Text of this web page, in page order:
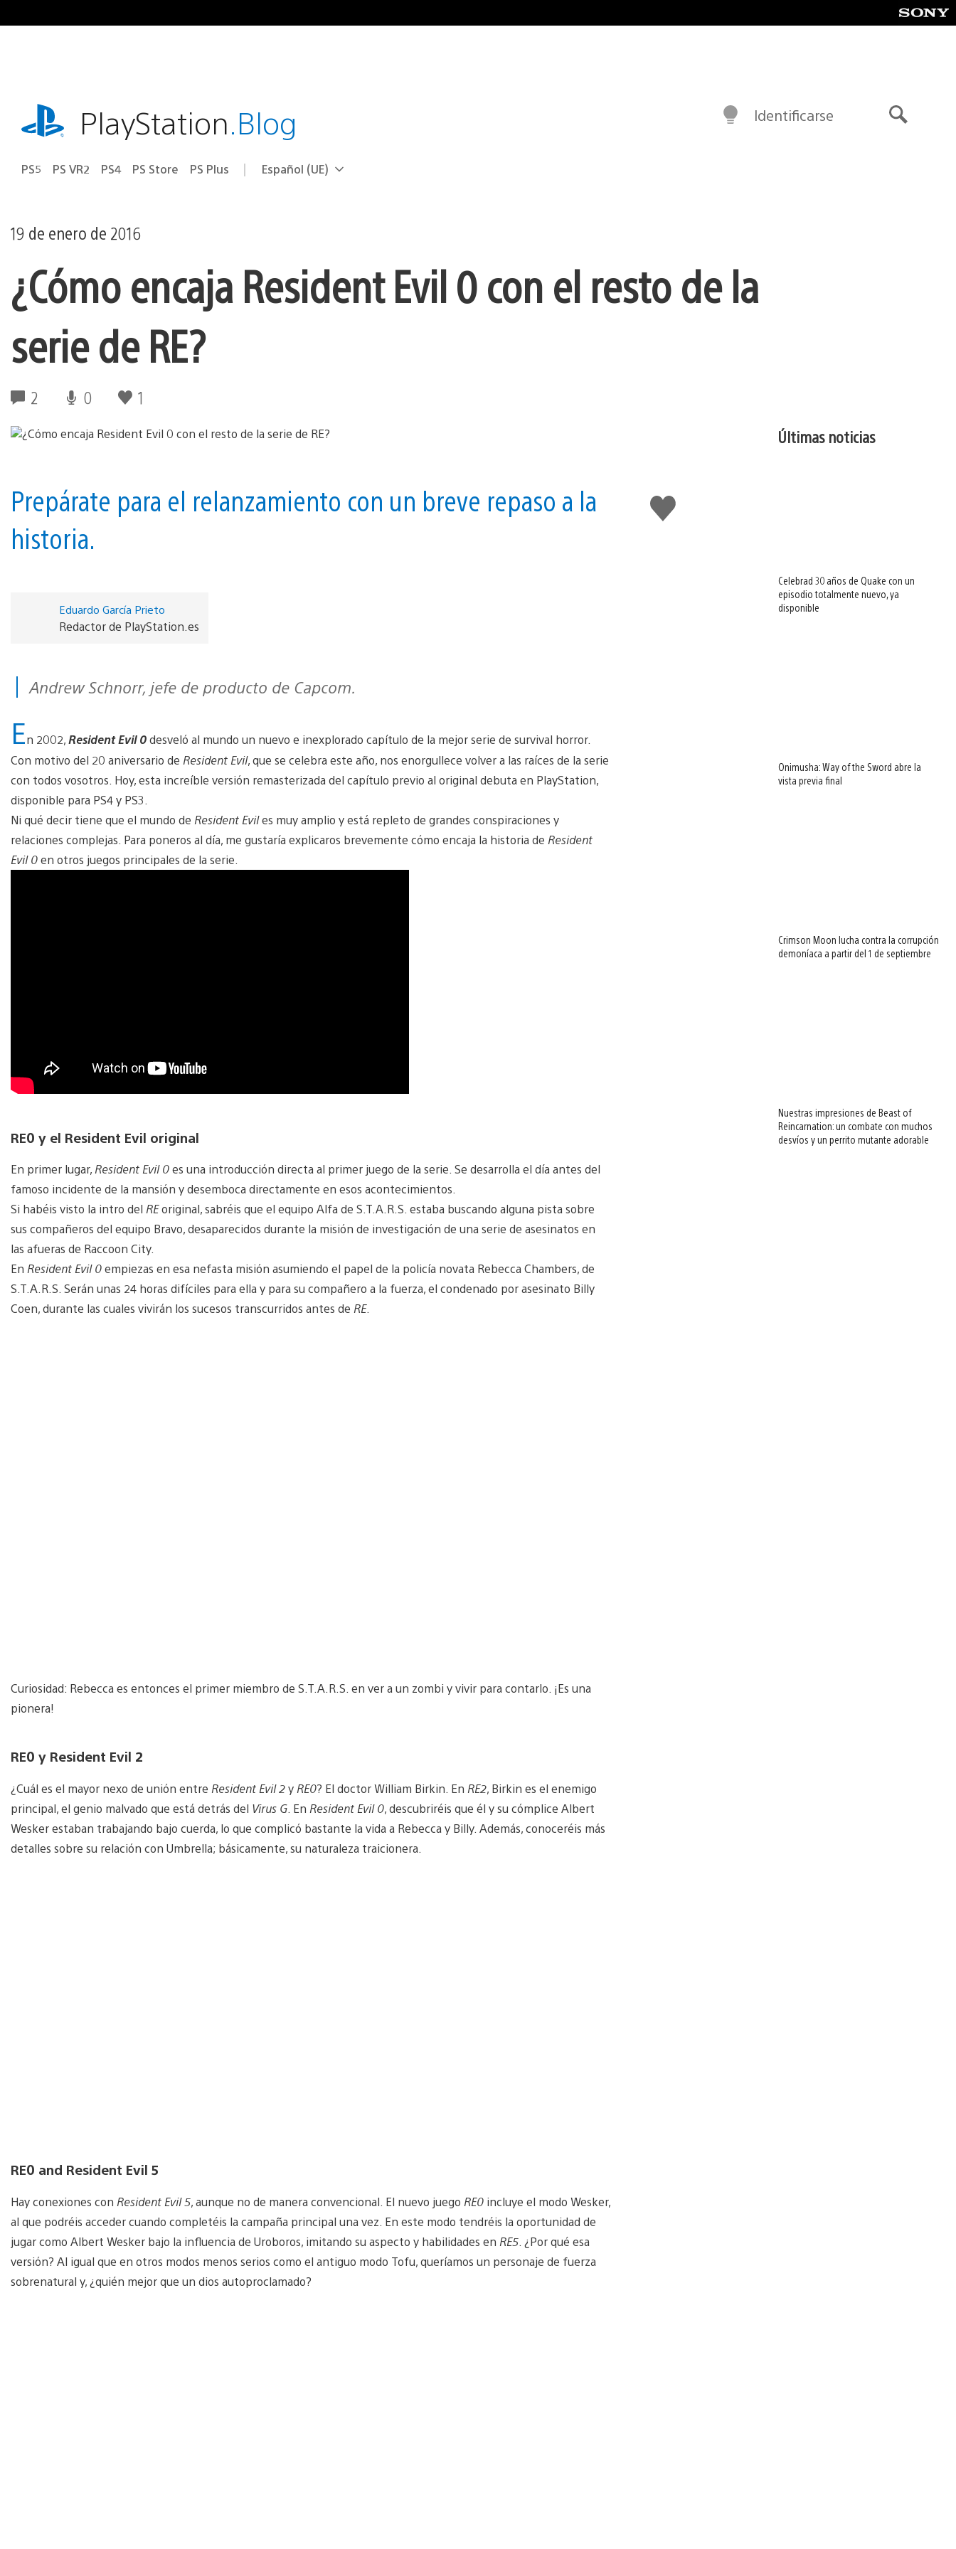
al
playstation.comPlayStation.Blog
PS5 PS VR2 PS4 PS Store PS Plus Selecciona
Región
Español (UE)
Identificarse
19 de enero de 2016
¿Cómo encaja Resident Evil 0 con el resto de la
serie de RE?
2 0 1
Me
gusta
Prepárate para el relanzamiento con un breve repaso a la
historia.
Eduardo García Prieto
Redactor de PlayStation.es
Andrew Schnorr, jefe de producto de Capcom.
En 2002,Resident Evil 0desveló al mundo un nuevo e inexplorado capítulo de la mejor serie de survival horror.
Con motivo del 20 aniversario de Resident Evil, que se celebra este año, nos enorgullece volver a las raíces de la serie
con todos vosotros. Hoy, esta increíble versión remasterizada del capítulo previo al original debuta en PlayStation,
disponible para PS4 y PS3.
Ni qué decir tiene que el mundo de Resident Eviles muy amplio y está repleto de grandes conspiraciones y
relaciones complejas. Para poneros al día, me gustaría explicaros brevemente cómo encaja la historia de Resident
Evil 0en otros juegos principales de la serie.
RE0 y el Resident Evil original
En primer lugar,Resident Evil 0es una introducción directa al primer juego de la serie. Se desarrolla el día antes del
famoso incidente de la mansión y desemboca directamente en esos acontecimientos.
Si habéis visto la intro del REoriginal, sabréis que el equipo Alfa de S.T.A.R.S. estaba buscando alguna pista sobre
sus compañeros del equipo Bravo, desaparecidos durante la misión de investigación de una serie de asesinatos en
las afueras de Raccoon City.
En Resident Evil 0empiezas en esa nefasta misión asumiendo el papel de la policía novata Rebecca Chambers, de
S.T.A.R.S. Serán unas 24 horas difíciles para ella y para su compañero a la fuerza, el condenado por asesinato Billy
Coen, durante las cuales vivirán los sucesos transcurridos antes de RE.
Curiosidad: Rebecca es entonces el primer miembro de S.T.A.R.S. en ver a un zombi y vivir para contarlo. ¡Es una
pionera!
RE0 y Resident Evil 2
¿Cuál es el mayor nexo de unión entre Resident Evil 2y RE0? El doctor William Birkin. En RE2, Birkin es el enemigo
principal, el genio malvado que está detrás del Virus G . En Resident Evil 0, descubriréis que él y su cómplice Albert
Wesker estaban trabajando bajo cuerda, lo que complicó bastante la vida a Rebecca y Billy. Además, conoceréis más
detalles sobre su relación con Umbrella; básicamente, su naturaleza traicionera.
RE0 and Resident Evil 5
Hay conexiones con Resident Evil 5, aunque no de manera convencional. El nuevo juego RE0 incluye el modo Wesker,
al que podréis acceder cuando completéis la campaña principal una vez. En este modo tendréis la oportunidad de
jugar como Albert Wesker bajo la influencia de Uroboros, imitando su aspecto y habilidades en RE5 . ¿Por qué esa
versión? Al igual que en otros modos menos serios como el antiguo modo Tofu, queríamos un personaje de fuerza
sobrenatural y, ¿quién mejor que un dios autoproclamado?
Últimas noticias
Celebrad 30 años de Quake con un
episodio totalmente nuevo, ya
disponible
Onimusha: Way of the Sword abre la
vista previa final
Crimson Moon lucha contra la corrupción
demoníaca a partir del 1 de septiembre
Nuestras impresiones de Beast of
Reincarnation: un combate con muchos
desvíos y un perrito mutante adorable